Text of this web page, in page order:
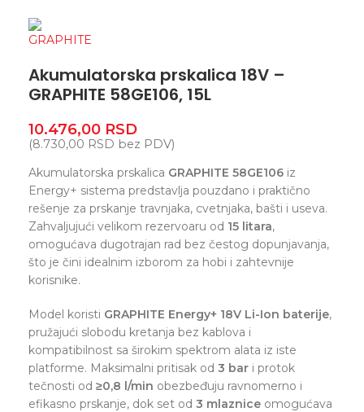
Akumulatorska prskalica 18V –
GRAPHITE 58GE106, 15L
10.476,00 RSD
(8.730,00 RSD bez PDV)
Akumulatorska prskalica GRAPHITE 58GE106 iz
Energy+ sistema predstavlja pouzdano i praktično
rešenje za prskanje travnjaka, cvetnjaka, bašti i useva.
Zahvaljujući velikom rezervoaru od 15 litara,
omogućava dugotrajan rad bez čestog dopunjavanja,
što je čini idealnim izborom za hobi i zahtevnije
korisnike.
Model koristi GRAPHITE Energy+ 18V Li-Ion baterije,
pružajući slobodu kretanja bez kablova i
kompatibilnost sa širokim spektrom alata iz iste
platforme. Maksimalni pritisak od 3 bar i protok
tečnosti od ≥0,8 l/min obezbeđuju ravnomerno i
efikasno prskanje, dok set od 3 mlaznice omogućava